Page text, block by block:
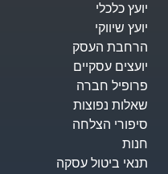
כלכלי
שיווקי
העסק​
עסקיים
חברה
נפוצות
הצלחה
ביטול עסקה